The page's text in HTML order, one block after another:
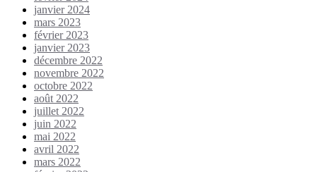
janvier 2024
mars 2023
février 2023
janvier 2023
décembre 2022
novembre 2022
octobre 2022
août 2022
juillet 2022
juin 2022
mai 2022
avril 2022
mars 2022